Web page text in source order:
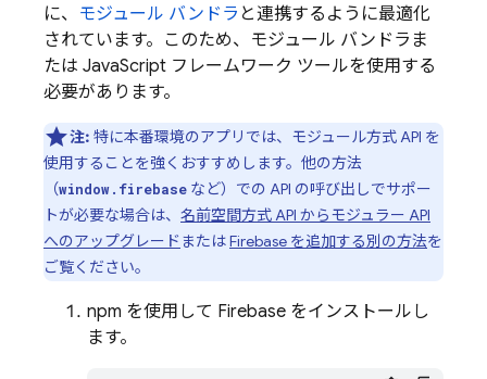
に、 モジュール バンドラ と連携するように最適化
されています。このため、モジュール バンドラま
たは JavaScript フレームワーク ツールを使用する
必要があります。
注: 特に本番環境のアプリでは、モジュール方式 API を
使用することを強くおすすめします。他の方法
（window.firebase など）での API の呼び出しでサポー
トが必要な場合は、 名前空間方式 API からモジュラー API
へのアップグレード またはFirebase を追加する別の方法を
ご覧ください。
npm を使用して Firebase をインストールし
ます。